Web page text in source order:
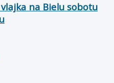
na Bielu sobotu